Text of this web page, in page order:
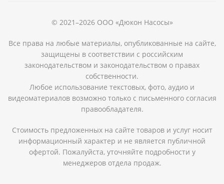
© 2021–2026 ООО «Дюкон Насосы»
Все права на любые материалы, опубликованные на сайте,
защищены в соответствии с российским
законодательством и законодательством о правах
собственности.
Любое использование текстовых, фото, аудио и
видеоматериалов возможно только с письменного согласия
правообладателя.
Стоимость предложенных на сайте товаров и услуг носит
информационный характер и не является публичной
офертой. Пожалуйста, уточняйте подробности у
менеджеров отдела продаж.